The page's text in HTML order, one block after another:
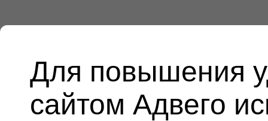
Для повышения
сайтом Адвего